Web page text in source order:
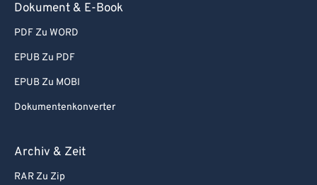
Dokument & E-Book
PDF Zu WORD
EPUB Zu PDF
EPUB Zu MOBI
Dokumentenkonverter
Archiv & Zeit
RAR Zu Zip